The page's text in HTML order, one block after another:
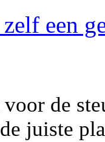
zelf een
de
juiste